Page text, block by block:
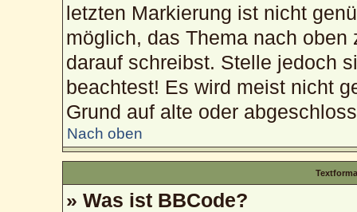
letzten Markierung ist nicht
möglich, das Thema nach
darauf schreibst. Stelle jedoch
beachtest! Es wird meist nicht
Grund auf alte oder
Nach oben
» Was ist BBCode?